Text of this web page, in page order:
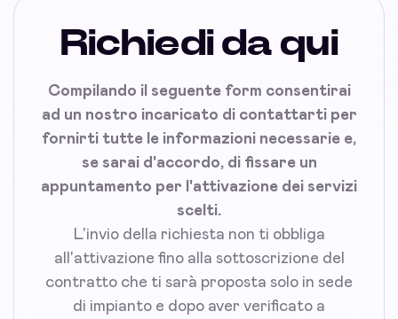
Richiedi da qui
Compilando il seguente form consentirai
ad un nostro incaricato di contattarti per
fornirti tutte le informazioni necessarie e,
se sarai d'accordo, di fissare un
appuntamento per l'attivazione dei servizi
scelti.
L'invio della richiesta non ti obbliga
all'attivazione fino alla sottoscrizione del
contratto che ti sarà proposta solo in sede
di impianto e dopo aver verificato a